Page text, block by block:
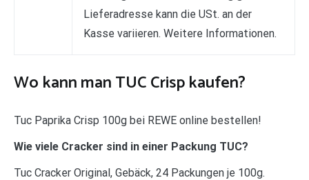
Lieferadresse kann die USt. an der
Kasse variieren. Weitere Informationen.
Wo kann man TUC Crisp kaufen?
Tuc Paprika Crisp 100g bei REWE online bestellen!
Wie viele Cracker sind in einer Packung TUC?
Tuc Cracker Original, Gebäck, 24 Packungen je 100g.